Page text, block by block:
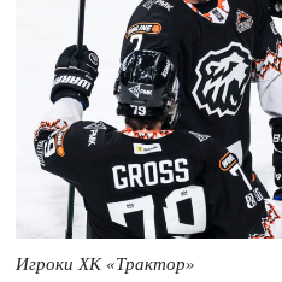
Игроки ХК «Трактор»